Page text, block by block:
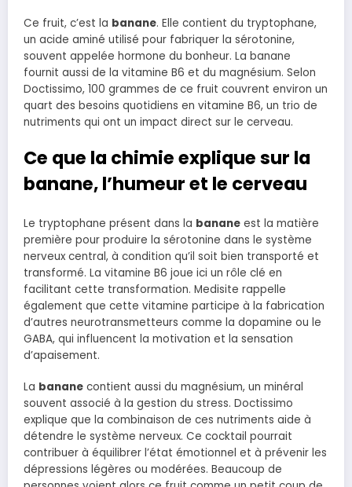
Ce fruit, c’est la banane. Elle contient du tryptophane,
un acide aminé utilisé pour fabriquer la sérotonine,
souvent appelée hormone du bonheur. La banane
fournit aussi de la vitamine B6 et du magnésium. Selon
Doctissimo, 100 grammes de ce fruit couvrent environ un
quart des besoins quotidiens en vitamine B6, un trio de
nutriments qui ont un impact direct sur le cerveau.
Ce que la chimie explique sur la
banane, l’humeur et le cerveau
Le tryptophane présent dans la banane est la matière
première pour produire la sérotonine dans le système
nerveux central, à condition qu’il soit bien transporté et
transformé. La vitamine B6 joue ici un rôle clé en
facilitant cette transformation. Medisite rappelle
également que cette vitamine participe à la fabrication
d’autres neurotransmetteurs comme la dopamine ou le
GABA, qui influencent la motivation et la sensation
d’apaisement.
La banane contient aussi du magnésium, un minéral
souvent associé à la gestion du stress. Doctissimo
explique que la combinaison de ces nutriments aide à
détendre le système nerveux. Ce cocktail pourrait
contribuer à équilibrer l’état émotionnel et à prévenir les
dépressions légères ou modérées. Beaucoup de